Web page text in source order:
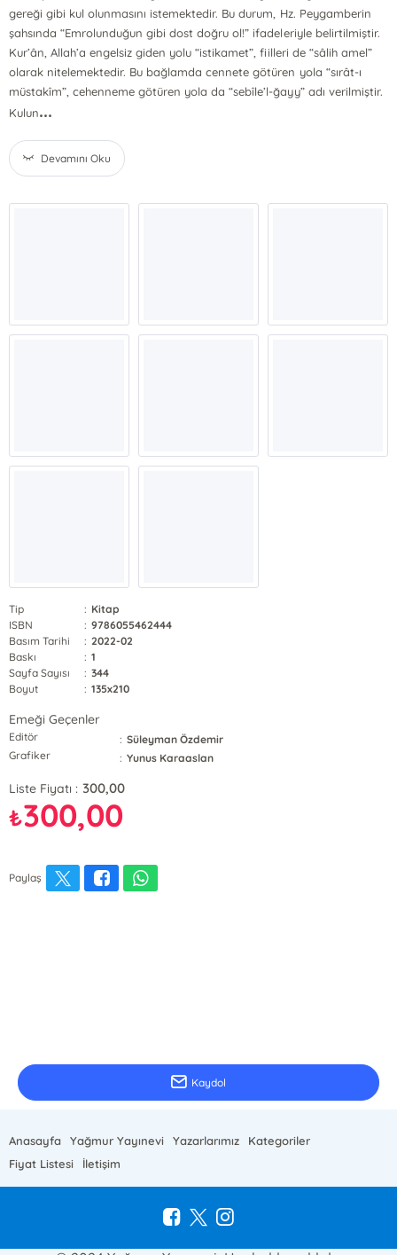
gereği gibi kul olunmasını istemektedir. Bu durum, Hz. Peygamberin
şahsında “Emrolunduğun gibi dost doğru ol!” ifadeleriyle belirtilmiştir.
Kur’ân, Allah’a engelsiz giden yolu “istikamet”, fiilleri de “sâlih amel”
olarak nitelemektedir. Bu bağlamda cennete götüren yola “sırât-ı
müstakîm”, cehenneme götüren yola da “sebîle’l-ğayy” adı verilmiştir.
Kulun...
Devamını Oku
Tip : Kitap
ISBN
: 9786055462444
Basım Tarihi
: 2022-02
Baskı
: 1
Sayfa Sayısı
: 344
Boyut
: 135x210
Emeği Geçenler
Editör : Süleyman Özdemir
Grafiker
: Yunus Karaaslan
Liste Fiyatı : 300,00
₺300,00
Paylaş
Kaydol
Anasayfa Yağmur Yayınevi Yazarlarımız
Kategoriler
Fiyat Listesi
İletişim